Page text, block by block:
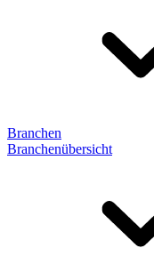
Branchen
Branchenübersicht